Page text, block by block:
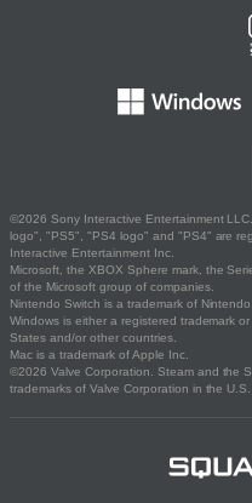
©2026 Sony Interactive Entertainment
logo", "PS5", "PS4 logo" and "PS4" are
Interactive Entertainment Inc.
Microsoft, the XBOX Sphere mark, the
of the Microsoft group of companies.
Nintendo Switch is a trademark of Nintendo.
Windows is either a registered trademark
States and/or other countries.
Mac is a trademark of Apple Inc.
©2026 Valve Corporation. Steam and the
trademarks of Valve Corporation in the